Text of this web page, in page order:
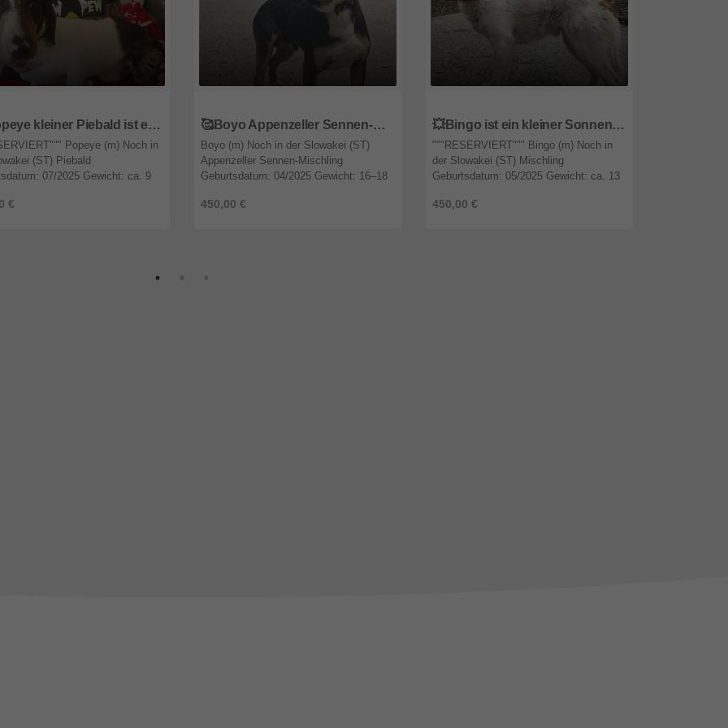
💥 Popeye kleiner Piebald ist ein idealer Begleiter – sehr verschmust, freundlich, sanftmütig und lieb💥
€
Popeye (m) Noch in
(ST) Piebald
07/2025 Gewicht: ca. 9
nach Österreich Popeye ist
🥰Boyo Appenzeller Sennen-Mix ruhig, ausgeglichen und sehr aufmerksam💥
450,00 €
Boyo (m) Noch in der Slowakei (ST)
Appenzeller Sennen-Mischling
Geburtsdatum: 04/2025 Gewicht: 16–18
Vermittlung nach Österreich Boyo
💥Bingo ist ein kleiner Sonnenschein, der alle mit Liebe und Zuneigung erfüllt 🐶
450,00 €
"""RESERVIERT""" Bingo (m) Noch in
der Slowakei (ST) Mischling
Geburtsdatum: 05/2025 Gewicht: ca. 13
Vermittlung nach Österreich Bingo ist ein